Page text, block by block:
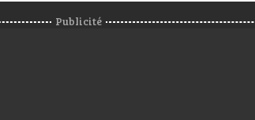
Publicité